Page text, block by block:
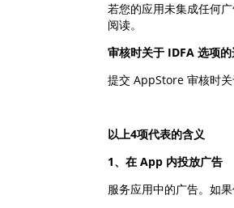
若您的应用未集成任何
阅读。
审核时关于 IDFA 选项
提交 AppStore 审核时
以上4项代表的含义
1、在 App 内投放广告
服务应用中的广告。如